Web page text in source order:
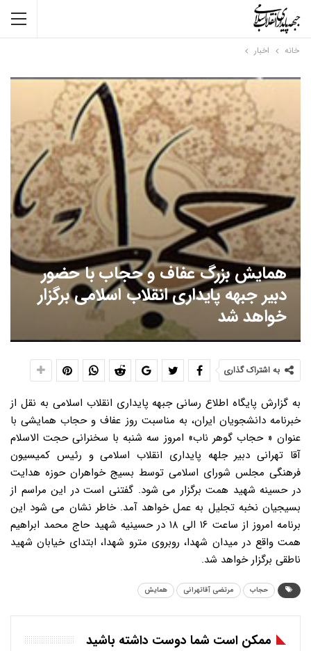
خانه اخبار
همایش بزرگ عفاف و حجاب با حضور
دبیر جبهه پایداری انقلاب اسلامی برگزار
خواهد شد
به اشتراک گذاری
به گزارش پایگاه اطلاع رسانی جبهه پایداری انقلاب اسلامی به نقل از
خبرنامه دانشجویان ایران، به مناسبت روز عفاف و حجاب همایشی با
عنوان « حجاب گوهر ناب» امروز سه شنبه با سخنرانی حجت الاسلام
آقا تهرانی دبیر جلهه پایداری انقلاب اسلامی و رئیس کمیسیون
فرهنگی مجلس شورای اسلامی توسط بسیج خواهران حوزه هدایت
در حسینه شهید همت برگزار می شود. گفتنی است در این مراسم از
بسیجیان نخبه تجلیل به عمل خواهد آمد. خاطر نشان می شود این
برنامه امروز از ساعت ۱۶ الی ۱۸ در حسینیه شهید حاج محمد ابراهیم
همت واقع در میدان شهدا، روبروی مترو شهدا، ابتدای خیابان شهید
ناطقی برگزار خواهد شد.
حجاب مرتضی آقاتهرانی همایش
ممکن است شما دوست داشته باشید